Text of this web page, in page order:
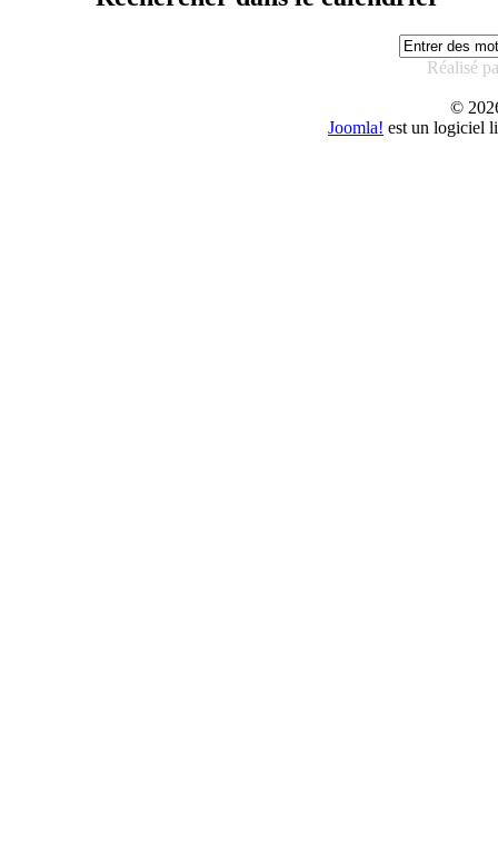
Réalisé
©
Joomla! est un logiciel